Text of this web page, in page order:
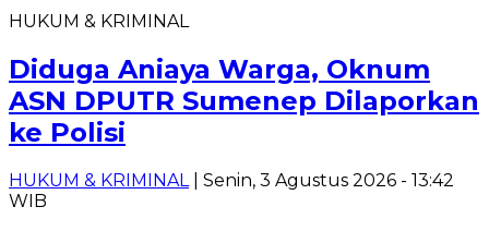
HUKUM & KRIMINAL
Diduga Aniaya Warga, Oknum
ASN DPUTR Sumenep Dilaporkan
ke Polisi
HUKUM & KRIMINAL
| Senin, 3 Agustus 2026 - 13:42
WIB